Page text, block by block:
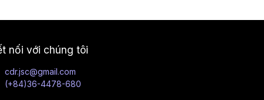
nối với chúng tôi
cdr.jsc@gmail.com
(+84)36-4478-680